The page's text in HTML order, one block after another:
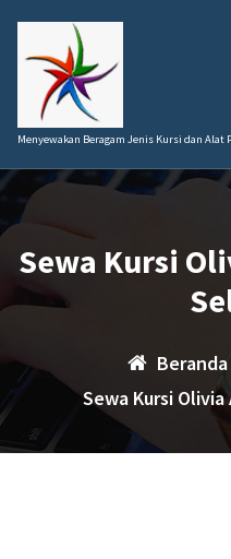
konten
Menyewakan Beragam Jenis Kursi dan Alat
Sewa Kursi
Beranda
Sewa Kursi